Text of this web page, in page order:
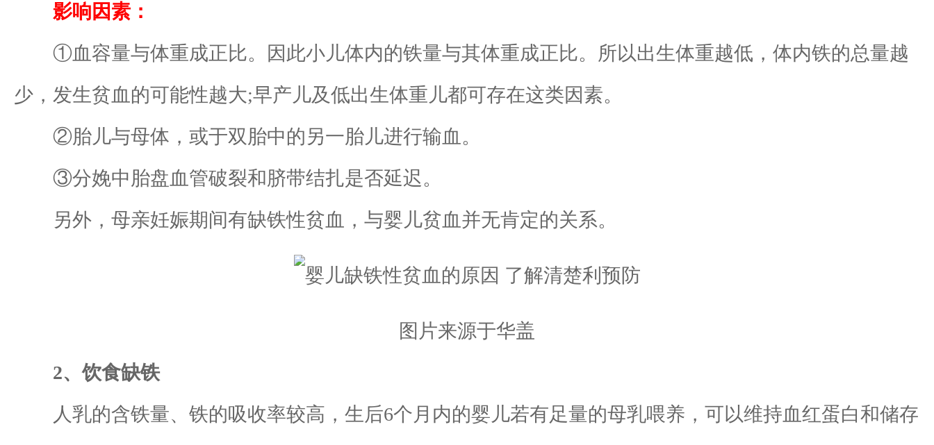
影响因素：
①血容量与体重成正比。因此小儿体内的铁量与其体重成正比。所以出生体重越低，体内铁的总量越
少，发生贫血的可能性越大;早产儿及低出生体重儿都可存在这类因素。
②胎儿与母体，或于双胎中的另一胎儿进行输血。
③分娩中胎盘血管破裂和脐带结扎是否延迟。
另外，母亲妊娠期间有缺铁性贫血，与婴儿贫血并无肯定的关系。
图片来源于华盖
2、饮食缺铁
人乳的含铁量、铁的吸收率较高，生后6个月内的婴儿若有足量的母乳喂养，可以维持血红蛋白和储存